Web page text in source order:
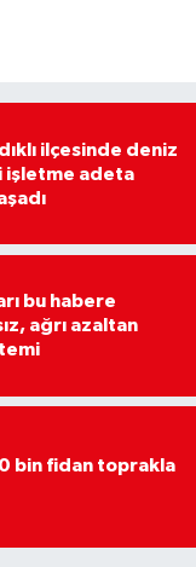
ilçesinde deniz
işletme adeta
bu habere
ağrı azaltan
bin fidan toprakla